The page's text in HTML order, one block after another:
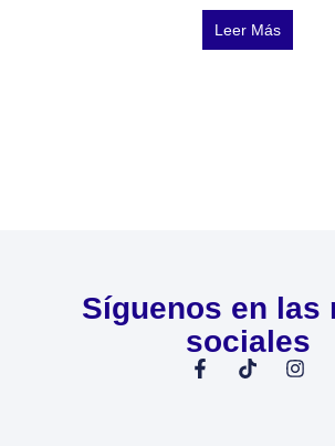
Leer Más
Síguenos en las
sociales